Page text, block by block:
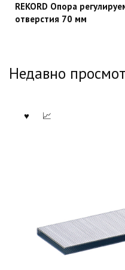
REKORD Опора
отверстия 70 мм
Недавно